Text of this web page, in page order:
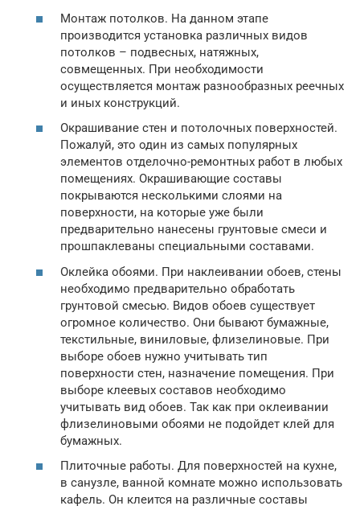
Монтаж потолков. На данном этапе
производится установка различных видов
потолков – подвесных, натяжных,
совмещенных. При необходимости
осуществляется монтаж разнообразных реечных
и иных конструкций.
Окрашивание стен и потолочных поверхностей.
Пожалуй, это один из самых популярных
элементов отделочно-ремонтных работ в любых
помещениях. Окрашивающие составы
покрываются несколькими слоями на
поверхности, на которые уже были
предварительно нанесены грунтовые смеси и
прошпаклеваны специальными составами.
Оклейка обоями. При наклеивании обоев, стены
необходимо предварительно обработать
грунтовой смесью. Видов обоев существует
огромное количество. Они бывают бумажные,
текстильные, виниловые, флизелиновые. При
выборе обоев нужно учитывать тип
поверхности стен, назначение помещения. При
выборе клеевых составов необходимо
учитывать вид обоев. Так как при оклеивании
флизелиновыми обоями не подойдет клей для
бумажных.
Плиточные работы. Для поверхностей на кухне,
в санузле, ванной комнате можно использовать
кафель. Он клеится на различные составы